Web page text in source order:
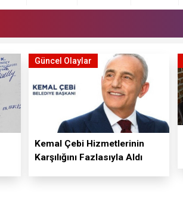
Güncel Olaylar
Kemal Çebi Hizmetlerinin
Karşılığını Fazlasıyla Aldı